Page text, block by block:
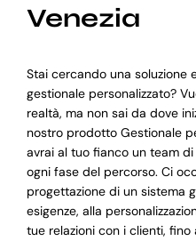
Venezia
Stai cercando una soluzione
gestionale personalizzato?
realtà, ma non sai da dove
nostro prodotto Gestionale
avrai al tuo fianco un team
ogni fase del percorso. Ci
progettazione di un sistema
esigenze, alla
tue relazioni con i clienti,